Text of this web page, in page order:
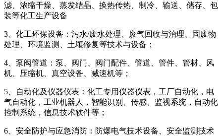
滤、浓缩干燥、蒸发结晶、换热传热、制冷、输送、储存、包
装等化工生产设备
3、化工环保设备：污水/废水处理、废气回收与治理、固废物
处理、环境监测、土壤修复等技术与设备；
4、泵阀管道：泵、阀门、阀门配件、管道、管件、管材、风
机、压缩机、真空设备、减速机等；
5、自动化及仪器仪表：化工专用仪器仪表，工厂自动化，电
气自动化，工业机器人，智能识别、传感、监视系统，自动化
控制系统，信息技术软件等；
6、安全防护与应急消防：防爆电气技术设备、安全监测技术